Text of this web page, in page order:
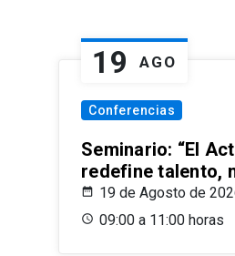
19 AGO
Conferencias
Seminario: “El
redefine talento,
19 de Agosto de
09:00 a 11:00 horas